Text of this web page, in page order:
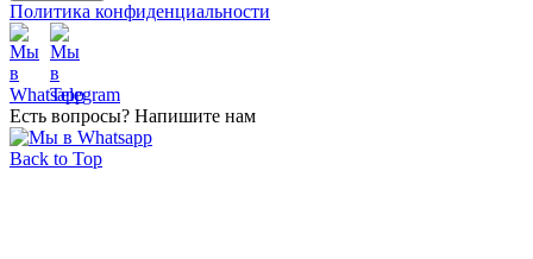
Политика конфиденциальности
Есть вопросы? Напишите нам
Back to Top